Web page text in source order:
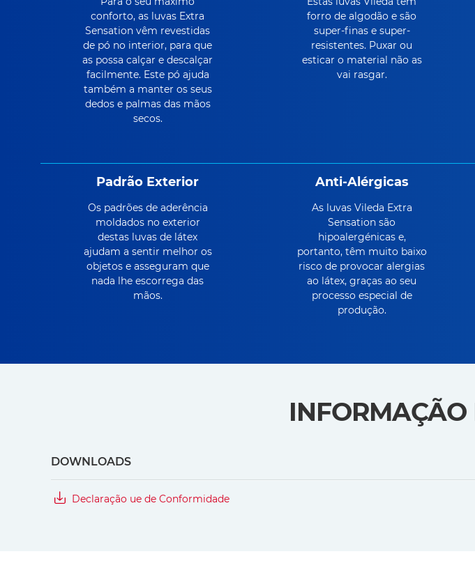
conforto, as luvas Extra
Sensation vêm revestidas
de pó no interior, para que
as possa calçar e descalçar
facilmente. Este pó ajuda
também a manter os seus
dedos e palmas das mãos
secos.
forro de algodão e são
super-finas e super-
resistentes. Puxar ou
esticar o material não as
vai rasgar.
Padrão Exterior
Os padrões de aderência
moldados no exterior
destas luvas de látex
ajudam a sentir melhor os
objetos e asseguram que
nada lhe escorrega das
mãos.
Anti-Alérgicas
As luvas Vileda Extra
Sensation são
hipoalergénicas e,
portanto, têm muito baixo
risco de provocar alergias
ao látex, graças ao seu
processo especial de
produção.
DOWNLOADS
Declaração ue de Conformidade